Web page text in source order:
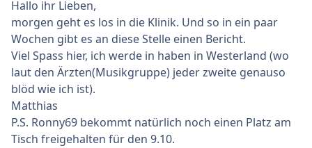
Hallo ihr Lieben,
morgen geht es los in die Klinik. Und so in ein paar
Wochen gibt es an diese Stelle einen Bericht.
Viel Spass hier, ich werde in haben in Westerland (wo
laut den Ärzten(Musikgruppe) jeder zweite genauso
blöd wie ich ist).
Matthias
P.S. Ronny69 bekommt natürlich noch einen Platz am
Tisch freigehalten für den 9.10.